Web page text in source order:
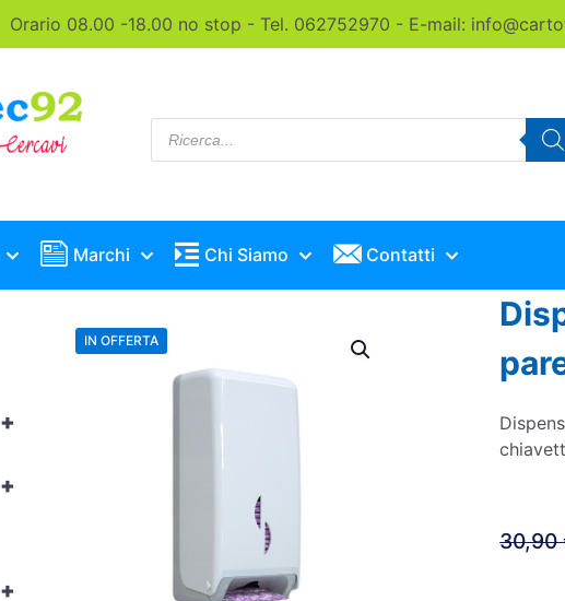
Orario 08.00 -18.00 no stop - Tel. 062752970 - E-mail:
Products
search
Marchi Chi Siamo Contatti
+
+
+
IN OFFERTA
30,90